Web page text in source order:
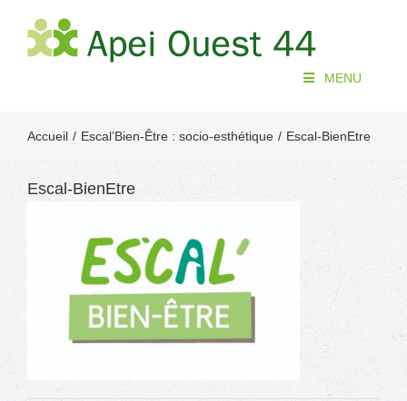
contenu
MENU
Accueil Escal’Bien-Être : socio-esthétique Escal-BienEtre
Escal-BienEtre